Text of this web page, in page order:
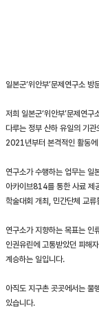
일본군‘위안부’문제연구소 방
저희 일본군‘위안부’문제연
다루는 정부 산하 유일의 기
2021년부터 본격적인 활동
연구소가 수행하는 업무는 일
아카이브814를 통한 사료 제
학술대회 개최, 민간단체 교
연구소가 지향하는 목표는 인
인권유린에 고통받았던 피해
계승하는 일입니다.
아직도 지구촌 곳곳에서는 불
있습니다.